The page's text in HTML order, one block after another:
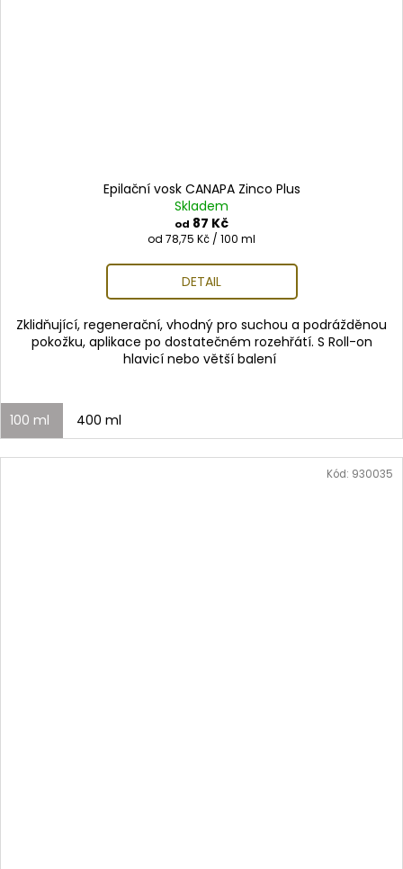
Epilační vosk CANAPA Zinco Plus
Skladem
od 87 Kč
Měrná
od 78,75 Kč / 100 ml
DETAIL
Zklidňující, regenerační, vhodný pro suchou a podrážděnou
pokožku, aplikace po dostatečném rozehřátí. S Roll-on
hlavicí nebo větší balení
100 ml 400 ml
Kód: 930035